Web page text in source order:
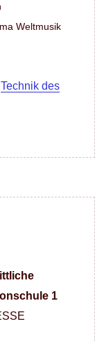
Weltmusik
Technik des
1